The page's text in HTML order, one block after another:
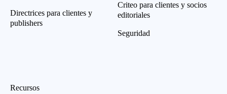
Directrices para clientes y
publishers
Criteo para clientes y socios
editoriales
Seguridad
Recursos